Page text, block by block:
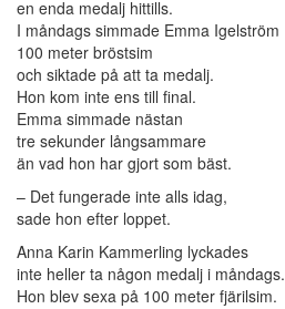
en enda medalj hittills.
I måndags simmade Emma Igelström
100 meter bröstsim
och siktade på att ta medalj.
Hon kom inte ens till final.
Emma simmade nästan
tre sekunder långsammare
än vad hon har gjort som bäst.
– Det fungerade inte alls idag,
sade hon efter loppet.
Anna Karin Kammerling lyckades
inte heller ta någon medalj i måndags.
Hon blev sexa på 100 meter fjärilsim.